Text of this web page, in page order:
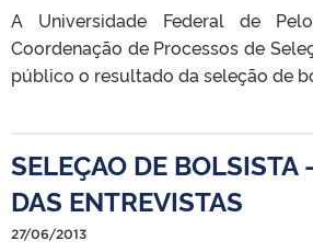
A Universidade Federal de
Coordenação de Processos de
público o resultado da seleção de
SELEÇAO DE BOLSISTA
DAS ENTREVISTAS
27/06/2013